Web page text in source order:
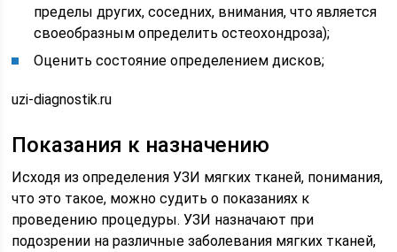
пределы других, соседних, внимания, что является
своеобразным определить остеохондроза);
Оценить состояние определением дисков;
uzi-diagnostik.ru
Показания к назначению
Исходя из определения УЗИ мягких тканей, понимания,
что это такое, можно судить о показаниях к
проведению процедуры. УЗИ назначают при
подозрении на различные заболевания мягких тканей,